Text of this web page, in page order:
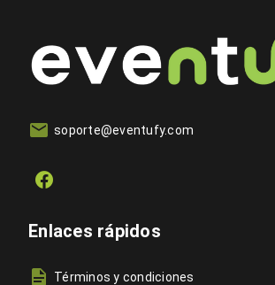
soporte@eventufy.com
Enlaces rápidos
Términos y condiciones